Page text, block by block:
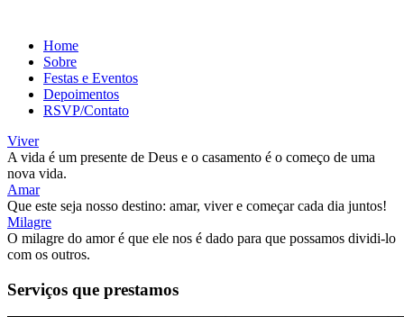
Home
Sobre
Festas e Eventos
Depoimentos
RSVP/Contato
Viver
A vida é um presente de Deus e o casamento é o começo de uma
nova vida.
Amar
Que este seja nosso destino: amar, viver e começar cada dia juntos!
Milagre
O milagre do amor é que ele nos é dado para que possamos dividi-lo
com os outros.
Serviços que prestamos